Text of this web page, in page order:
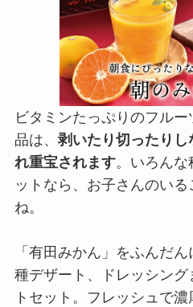
ビタミンたっぷりのフル
品は、 剥いたり切ったり
れ重宝されます。いろんな
ットなら、お子さんのい
ね。
「有田みかん」をふんだ
種デザート、ドレッシン
トセット。フレッシュで